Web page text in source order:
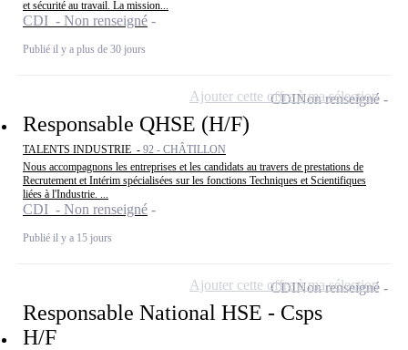
et sécurité au travail. La mission...
CDI - Non renseigné
Publié il y a plus de 30 jours
Responsable QHSE (H/F)
TALENTS INDUSTRIE - 92 - CHÂTILLON
Nous accompagnons les entreprises et les candidats au travers de prestations de
Recrutement et Intérim spécialisées sur les fonctions Techniques et Scientifiques
liées à l'Industrie. ...
CDI - Non renseigné
Publié il y a 15 jours
CDINon renseigné
Ajouter cette offre à ma sélection
Responsable National HSE - Csps
H/F
CDINon renseigné
Ajouter cette offre à ma sélection